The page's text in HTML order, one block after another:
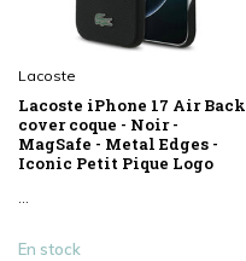
Lacoste
Lacoste iPhone 17 Air Back
cover coque - Noir -
MagSafe - Metal Edges -
Iconic Petit Pique Logo
...
En stock